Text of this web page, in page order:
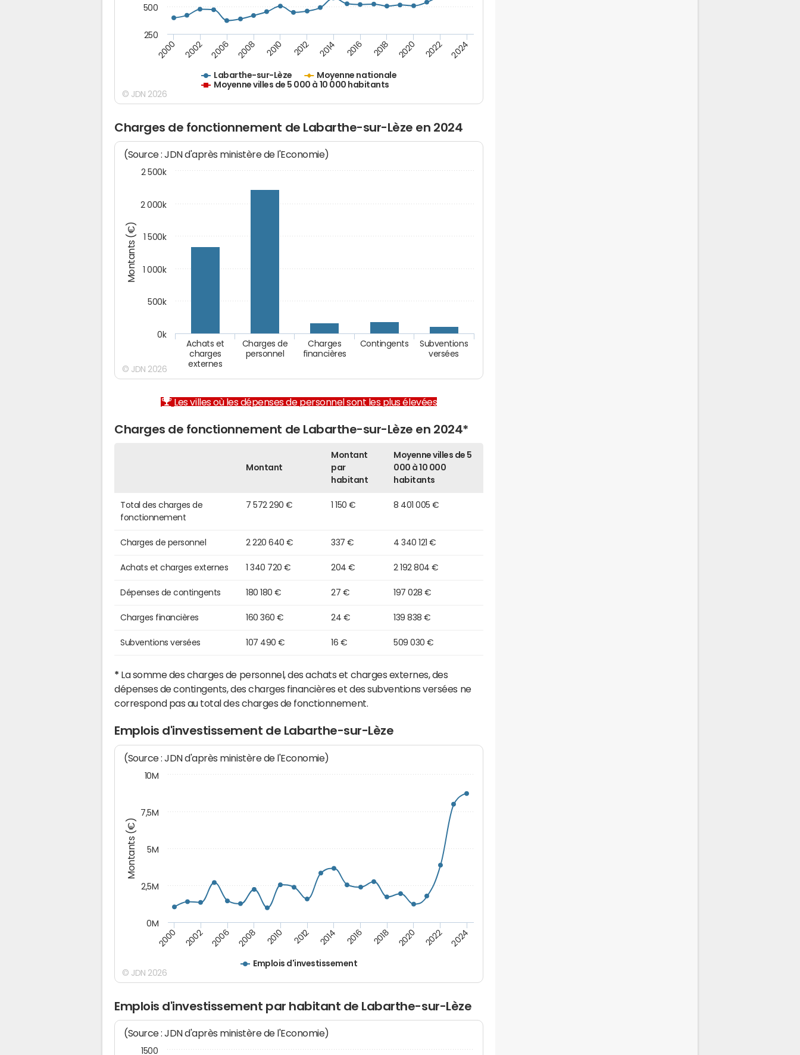
Labarthe-sur-Lèze
Moyenne nationale
Moyenne villes de 5 000 à 10 000 habitants
2000 2002 2006 2008 2010 2012 2014 2016 2018 2020 2022 2024
250
500
© JDN 2026
Charges de fonctionnement de Labarthe-sur-Lèze en 2024
Montants (€)
(Source : JDN d'après ministère de l'Economie)
Achats et
charges
externes
Charges de
personnel
Charges
financières
Contingents
Subventions
versées
0k
500k
1 000k
1 500k
2 000k
2 500k
© JDN 2026
Les villes où les dépenses de personnel sont les plus élevées
Charges de fonctionnement de Labarthe-sur-Lèze en 2024*
Montant
Montant
par
habitant
Moyenne villes de 5
000 à 10 000
habitants
Total des charges de
fonctionnement
7 572 290 € 1 150 € 8 401 005 €
Charges de personnel 2 220 640 € 337 € 4 340 121 €
Achats et charges externes 1 340 720 € 204 € 2 192 804 €
Dépenses de contingents 180 180 € 27 € 197 028 €
Charges financières 160 360 € 24 € 139 838 €
Subventions versées 107 490 € 16 € 509 030 €
* La somme des charges de personnel, des achats et charges externes, des
dépenses de contingents, des charges financières et des subventions versées ne
correspond pas au total des charges de fonctionnement.
Emplois d'investissement de Labarthe-sur-Lèze
Montants (€)
(Source : JDN d'après ministère de l'Economie)
Emplois d'investissement
2000 2002 2006 2008 2010 2012 2014 2016 2018 2020 2022 2024
0M
2,5M
5M
7,5M
10M
© JDN 2026
Emplois d'investissement par habitant de Labarthe-sur-Lèze
(Source : JDN d'après ministère de l'Economie)
1500